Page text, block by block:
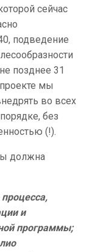
сейчас
подведение
позднее 31
мы
во всех
без
(!).
должна
и
программы;